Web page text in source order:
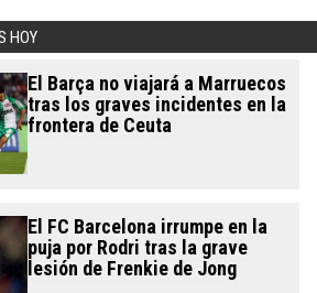
HOY
El Barça no viajará a Marruecos
tras los graves incidentes en la
frontera de Ceuta
El FC Barcelona irrumpe en la
puja por Rodri tras la grave
lesión de Frenkie de Jong